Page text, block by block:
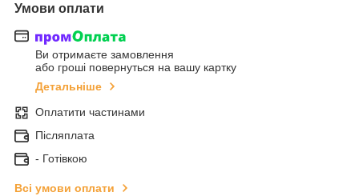
Умови оплати
Ви отримаєте замовлення
або гроші повернуться на вашу картку
Детальніше
Оплатити частинами
Післяплата
- Готівкою
Всі умови оплати